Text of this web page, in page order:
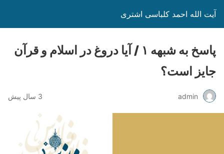
آیت الله احمد کلباسی اشتری
پاسخ به شبهه ۱ / آیا دروغ در اسلام و قرآن
جایز است؟
admin 3 سال پیش